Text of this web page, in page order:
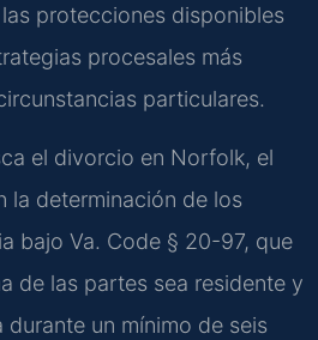
protecciones disponibles
procesales más
particulares.
el divorcio en Norfolk, el
la determinación de los
bajo Va. Code § 20-97, que
de las partes sea residente y
un mínimo de seis